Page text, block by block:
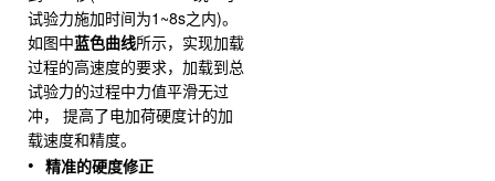
试验力施加时间为1~8s之内)。
如图中蓝色曲线所示，实现加载
过程的高速度的要求，加载到总
试验力的过程中力值平滑无过
冲， 提高了电加荷硬度计的加
载速度和精度。
精准的硬度修正